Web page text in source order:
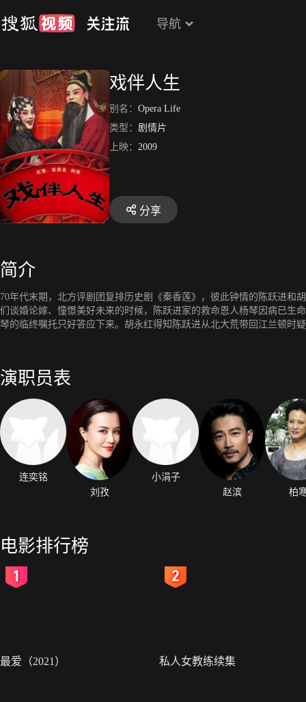
导航
戏伴人生
别名： Opera Life
类型： 剧情片
上映： 2009
分享
简介
70年代末期，北方评剧团复排历史剧《秦香莲》，彼此钟情的陈跃进
们谈婚论嫁、憧憬美好未来的时候，陈跃进家的救命恩人杨琴因病已生
琴的临终嘱托只好答应下来。胡永红得知陈跃进从北大荒带回江兰顿时
演职员表
连奕铭
刘孜
小涓子
赵滨
柏
电影排行榜
最爱（2021） 私人女教练续集